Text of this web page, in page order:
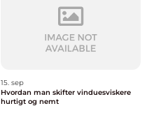
15. sep
Hvordan man skifter vinduesviskere
hurtigt og nemt